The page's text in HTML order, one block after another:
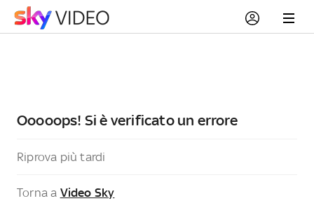
Ooooops! Si è verificato un errore
Riprova più tardi
Torna a Video Sky